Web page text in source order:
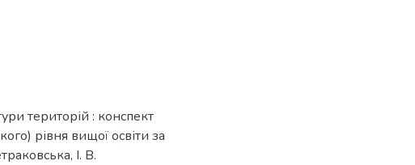
територій : конспект
рівня вищої освіти за
І. В.